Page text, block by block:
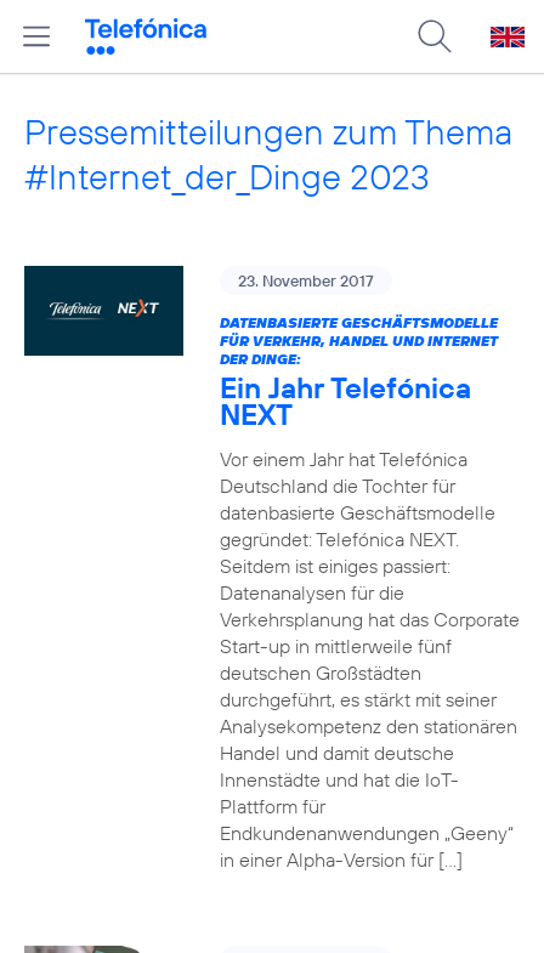
Pressemitteilungen zum Thema
#Internet_der_Dinge 2023
23. November 2017
DATENBASIERTE GESCHÄFTSMODELLE
FÜR VERKEHR, HANDEL UND INTERNET
DER DINGE:
Ein Jahr Telefónica
NEXT
Vor einem Jahr hat Telefónica
Deutschland die Tochter für
datenbasierte Geschäftsmodelle
gegründet: Telefónica NEXT.
Seitdem ist einiges passiert:
Datenanalysen für die
Verkehrsplanung hat das Corporate
Start-up in mittlerweile fünf
deutschen Großstädten
durchgeführt, es stärkt mit seiner
Analysekompetenz den stationären
Handel und damit deutsche
Innenstädte und hat die IoT-
Plattform für
Endkundenanwendungen „Geeny“
in einer Alpha-Version für […]